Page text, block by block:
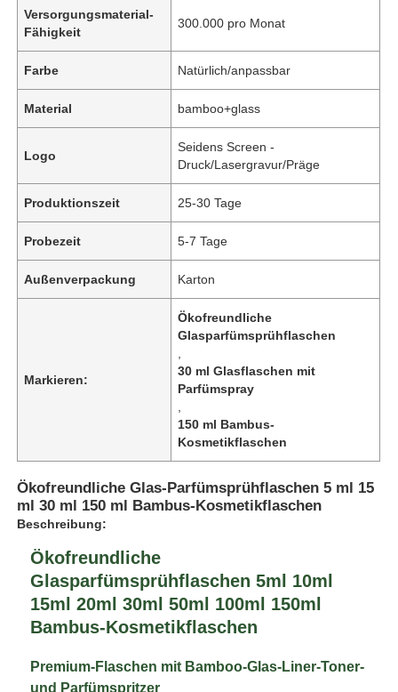
Versorgungsmaterial-
Fähigkeit
300.000 pro Monat
Farbe Natürlich/anpassbar
Material bamboo+glass
Logo
Seidens Screen -
Druck/Lasergravur/Präge
Produktionszeit 25-30 Tage
Probezeit 5-7 Tage
Außenverpackung Karton
Markieren:
Ökofreundliche
Glasparfümsprühflaschen
30 ml Glasflaschen mit
Parfümspray
150 ml Bambus-
Kosmetikflaschen
Ökofreundliche Glas-Parfümsprühflaschen 5 ml 15
ml 30 ml 150 ml Bambus-Kosmetikflaschen
Beschreibung:
Ökofreundliche
Glasparfümsprühflaschen 5ml 10ml
15ml 20ml 30ml 50ml 100ml 150ml
Bambus-Kosmetikflaschen
Premium-Flaschen mit Bamboo-Glas-Liner-Toner-
und Parfümspritzer